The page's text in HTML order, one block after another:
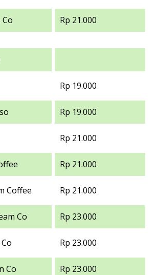
Rp 21.000
Rp 19.000
Rp 19.000
Rp 21.000
Rp 21.000
Coffee Rp 21.000
Co Rp 23.000
Rp 23.000
Co Rp 23.000